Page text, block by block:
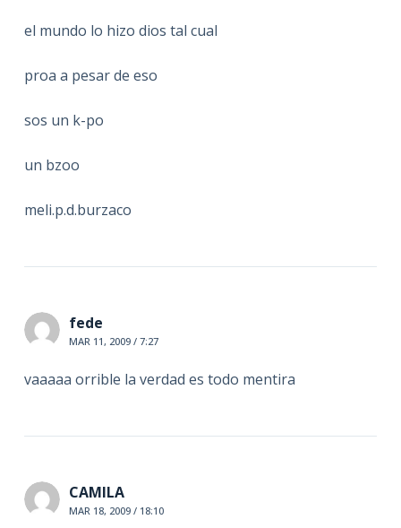
el mundo lo hizo dios tal cual
proa a pesar de eso
sos un k-po
un bzoo
meli.p.d.burzaco
fede
MAR 11, 2009 / 7:27
vaaaaa orrible la verdad es todo mentira
CAMILA
MAR 18, 2009 / 18:10